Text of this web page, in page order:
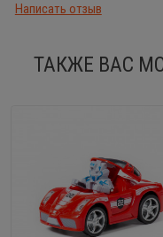
Написать отзыв
ТАКЖЕ ВАС